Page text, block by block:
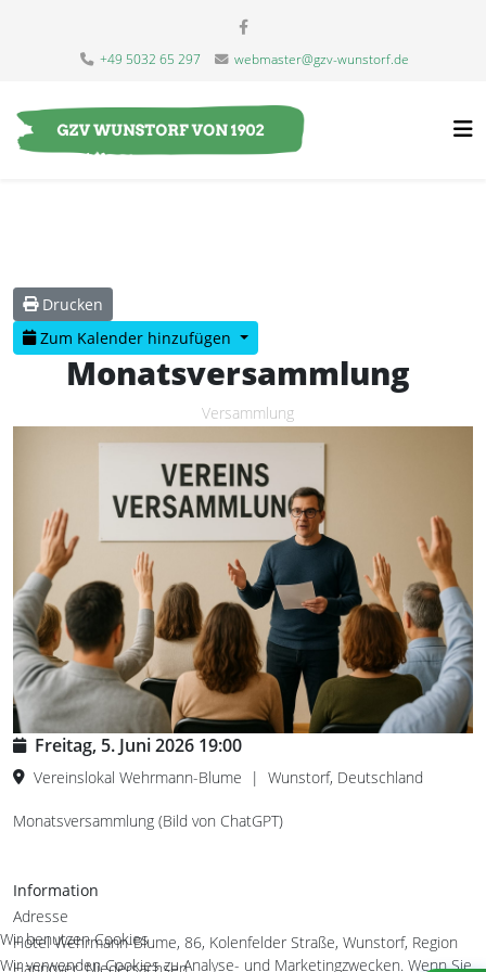
+49 5032 65 297 webmaster@gzv-wunstorf.de
Drucken
Zum Kalender hinzufügen
Monatsversammlung
Versammlung
Freitag, 5. Juni 2026 19:00
Vereinslokal Wehrmann-Blume | Wunstorf, Deutschland
Monatsversammlung (Bild von ChatGPT)
Information
Adresse
Hotel Wehrmann-Blume, 86, Kolenfelder Straße, Wunstorf, Region
Hannover, Niedersachsen
Wir benutzen Cookies
Wir verwenden Cookies zu Analyse- und Marketingzwecken. Wenn Sie